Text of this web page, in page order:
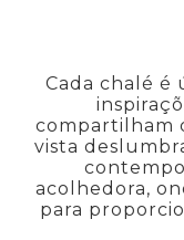
Cada chalé é
compartilham
vista
acolhedora,
para